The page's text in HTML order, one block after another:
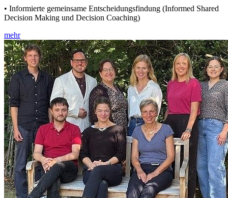
• Informierte gemeinsame Entscheidungsfindung (Informed Shared
Decision Making und Decision Coaching)
mehr